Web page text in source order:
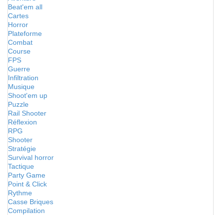
Beat'em all
Cartes
Horror
Plateforme
Combat
Course
FPS
Guerre
Infiltration
Musique
Shoot'em up
Puzzle
Rail Shooter
Réflexion
RPG
Shooter
Stratégie
Survival horror
Tactique
Party Game
Point & Click
Rythme
Casse Briques
Compilation